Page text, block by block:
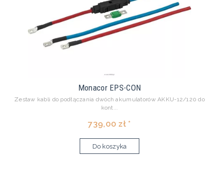
Monacor EPS-CON
Zestaw kabli do podłączania dwóch akumulatorów AKKU-12/120 do
kont...
739,00 zł *
Do koszyka